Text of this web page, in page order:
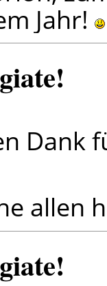
Jahr!
Dank
allen